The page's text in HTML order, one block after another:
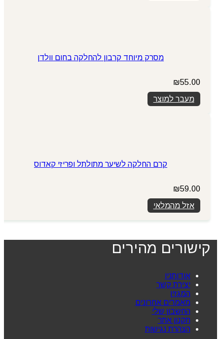
מסרק מיוחד קרבון להחלקה בחום וולדן
₪55.00
מעבר למוצר
קרם החלקה לשיער מתולתל ופריזי קאדוס
₪59.00
אזל מהמלאי
קישורים מהירים
אודותניו
יצירת קשר
המגזין
מאמרים אחרונים
החשבון שלי
תקנון אתר
הצהרת נגישות